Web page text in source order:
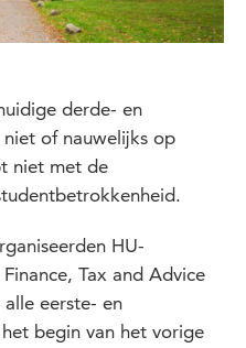
derde- en
of nauwelijks op
niet met de
HU-
Tax and Advice
eerste- en
begin van het vorige